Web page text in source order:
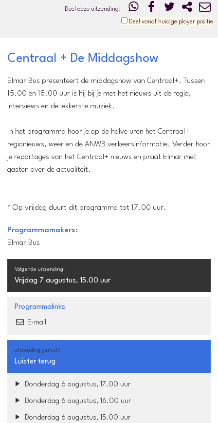
Deel deze uitzending!
Deel vanaf huidige player positie
Centraal + De Middagshow
Elmar Bus presenteert de middagshow van Centraal+. Tussen
15.00 en 18.00 uur is hij bij je met het nieuws uit de regio,
interviews en de lekkerste muziek.
In het programma hoor je op de halve uren het Centraal+
regionieuws, weer en de ANWB verkeersinformatie. Verder hoor
je reportages van het Centraal+ nieuws en praat Elmar met
gasten over de actualiteit.
* Op vrijdag duurt dit programma tot 17.00 uur.
Programmamakers:
Elmar Bus
Volgende uitzending:
Vrijdag 7 augustus, 15.00 uur
Programmalinks
E-mail
Uitzending gemist?
Luister terug
Donderdag 6 augustus, 17.00 uur
Donderdag 6 augustus, 16.00 uur
Donderdag 6 augustus, 15.00 uur